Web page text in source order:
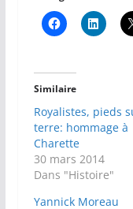
Similaire
Royalistes, pieds
terre: hommage à
Charette
30 mars 2014
Dans "Histoire"
Yannick Moreau